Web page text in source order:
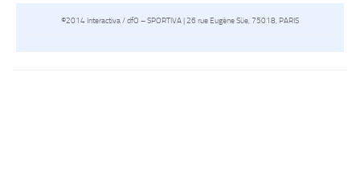
©2014 Interactiva / dfO – SPORTIVA | 26 rue Eugène Süe, 75018, PARIS